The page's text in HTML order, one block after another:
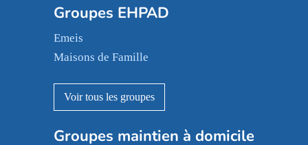
Mobicap
Aquarelia
Nexity edenea
Groupes EHPAD
Emeis
Maisons de Famille
Emera
Colisée
Groupe SOS
Groupes maintien à domicile